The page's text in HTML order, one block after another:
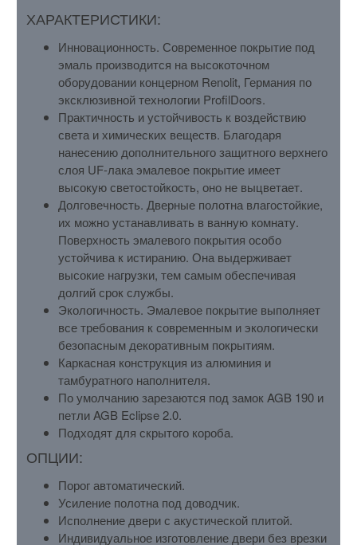
ХАРАКТЕРИСТИКИ:
Инновационность. Современное покрытие под
эмаль производится на высокоточном
оборудовании концерном Renolit, Германия по
эксклюзивной технологии ProfilDoors.
Практичность и устойчивость к воздействию
света и химических веществ. Благодаря
нанесению дополнительного защитного верхнего
слоя UF-лака эмалевое покрытие имеет
высокую светостойкость, оно не выцветает.
Долговечность. Дверные полотна влагостойкие,
их можно устанавливать в ванную комнату.
Поверхность эмалевого покрытия особо
устойчива к истиранию. Она выдерживает
высокие нагрузки, тем самым обеспечивая
долгий срок службы.
Экологичность. Эмалевое покрытие выполняет
все требования к современным и экологически
безопасным декоративным покрытиям.
Каркасная конструкция из алюминия и
тамбуратного наполнителя.
По умолчанию зарезаются под замок AGB 190 и
петли AGB Eclipse 2.0.
Подходят для скрытого короба.
ОПЦИИ:
Порог автоматический.
Усиление полотна под доводчик.
Исполнение двери с акустической плитой.
Индивидуальное изготовление двери без врезки